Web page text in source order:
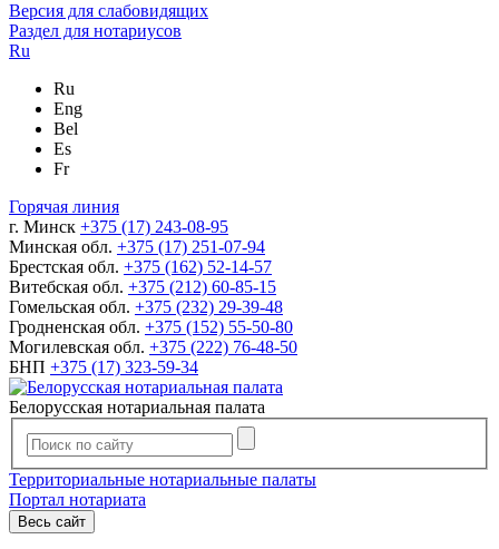
Версия для слабовидящих
Раздел для нотариусов
Ru
Ru
Eng
Bel
Es
Fr
Горячая линия
г. Минск +375 (17) 243-08-95
Минская обл. +375 (17) 251-07-94
Брестская обл. +375 (162) 52-14-57
Витебская обл. +375 (212) 60-85-15
Гомельская обл. +375 (232) 29-39-48
Гродненская обл. +375 (152) 55-50-80
Могилевская обл. +375 (222) 76-48-50
БНП +375 (17) 323-59-34
Белорусская нотариальная палата
Территориальные нотариальные палаты
Портал нотариата
Весь сайт